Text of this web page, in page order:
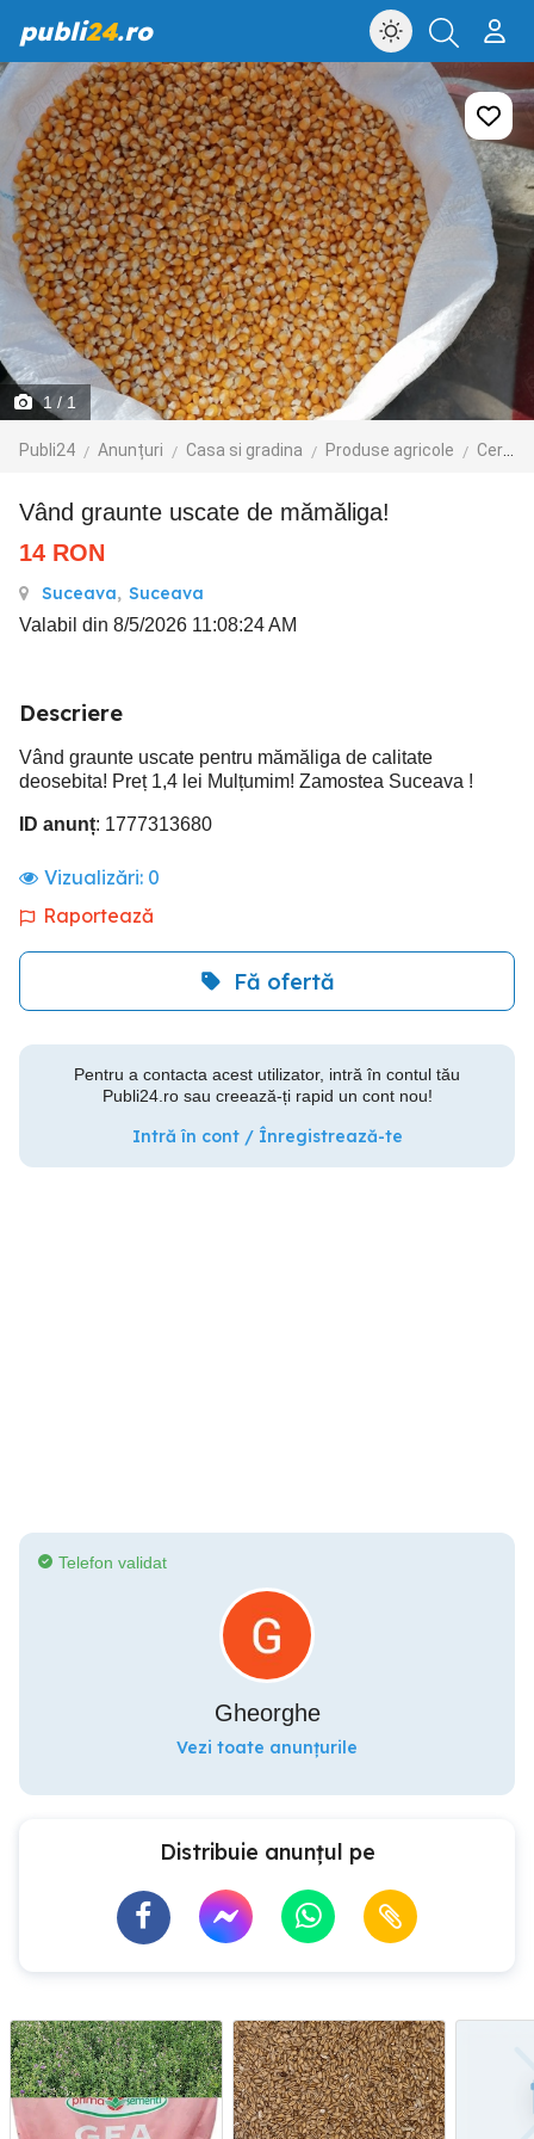
publi24.ro
1/ 1
Publi24 Anunțuri Casa si gradina Produse agricole Cereale
Vând graunte uscate de mămăliga!
14 RON
Suceava, Suceava
Valabil din 8/5/2026 11:08:24 AM
Descriere
Vând graunte uscate pentru mămăliga de calitate
deosebita! Preț 1,4 lei Mulțumim! Zamostea Suceava !
ID anunț: 1777313680
Vizualizări: 0
Raportează
Fă ofertă
Pentru a contacta acest utilizator, intră în contul tău
Publi24.ro sau creează-ți rapid un cont nou!
Intră în cont / Înregistrează-te
Telefon validat
Gheorghe
Vezi toate anunțurile
Distribuie anunțul pe